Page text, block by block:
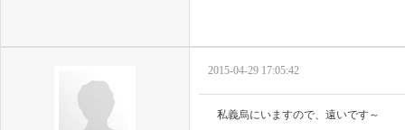
2015-04-29 17:05:42
私義烏にいますので、遠いです～